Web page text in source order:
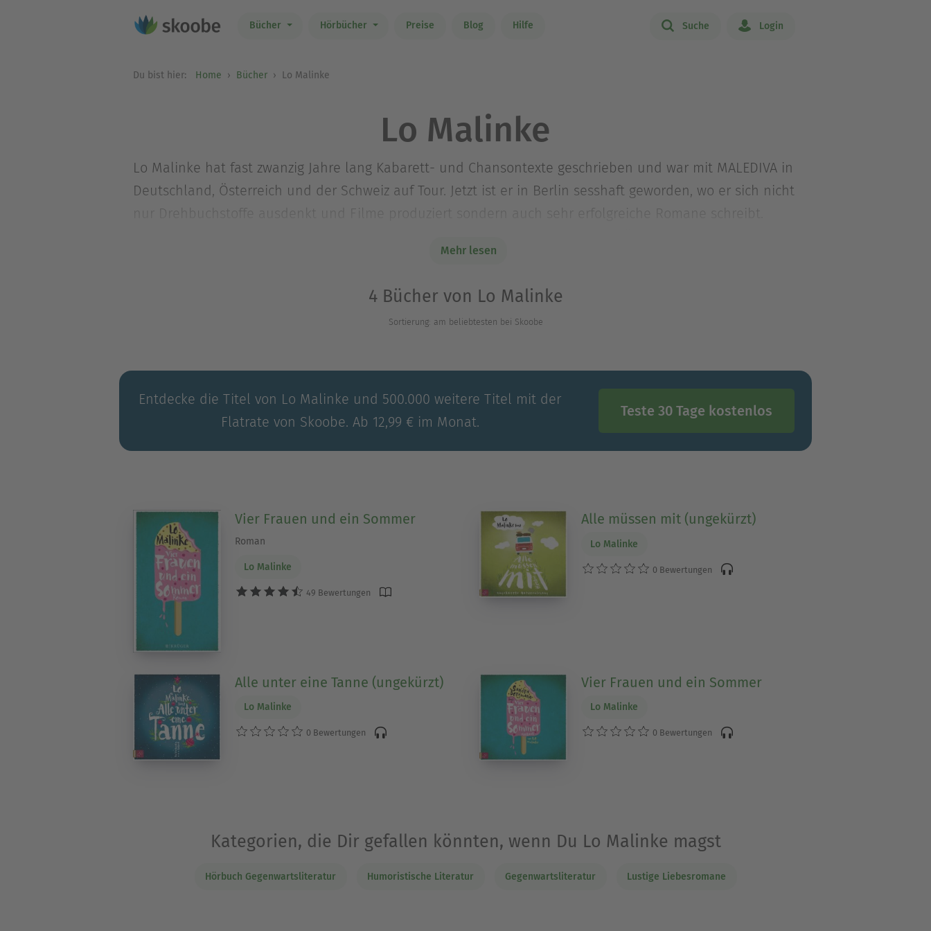
Bücher Hörbücher Preise Blog Hilfe Suche Login
Du bist hier: Home Bücher Lo Malinke
Lo Malinke
Lo Malinke hat fast zwanzig Jahre lang Kabarett- und Chansontexte geschrieben und war mit MALEDIVA in
Deutschland, Österreich und der Schweiz auf Tour. Jetzt ist er in Berlin sesshaft geworden, wo er sich nicht
nur Drehbuchstoffe ausdenkt und Filme produziert sondern auch sehr erfolgreiche Romane schreibt.
Mehr lesen
4 Bücher von Lo Malinke
Sortierung: am beliebtesten bei Skoobe
Entdecke die Titel von Lo Malinke und 500.000 weitere Titel mit der
Flatrate von Skoobe. Ab 12,99 € im Monat.
Teste 30 Tage kostenlos
Vier Frauen und ein Sommer
Roman
Lo Malinke
49 Bewertungen
Alle müssen mit (ungekürzt)
Lo Malinke
0 Bewertungen
Alle unter eine Tanne (ungekürzt)
Lo Malinke
0 Bewertungen
Vier Frauen und ein Sommer
Lo Malinke
0 Bewertungen
Kategorien, die Dir gefallen könnten, wenn Du Lo Malinke magst
Hörbuch Gegenwartsliteratur Humoristische Literatur Gegenwartsliteratur Lustige Liebesromane